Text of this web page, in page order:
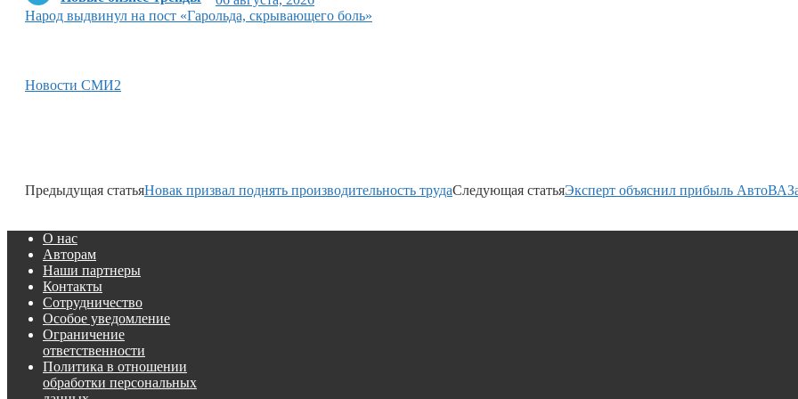
Народ выдвинул на пост «Гарольда, скрывающего боль»
Новости СМИ2
Предыдущая статьяНовак призвал поднять производительность трудаСледующая статьяЭксперт объяснил прибыль
О нас
Авторам
Наши партнеры
Контакты
Сотрудничество
Особое уведомление
Ограничение
ответственности
Политика в отношении
обработки персональных